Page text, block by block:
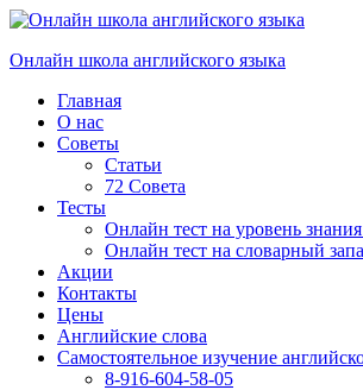
Перейти
содержимому
Онлайн школа английского языка
Главная
О нас
Советы
Статьи
72 Совета
Тесты
Онлайн тест на уровень
Онлайн тест на словарный
Акции
Контакты
Цены
Английские слова
Самостоятельное изучение
8-916-604-58-05